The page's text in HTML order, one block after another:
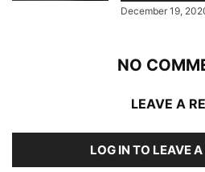
December 19,
NO
LEAVE A
LOG IN TO LEAVE